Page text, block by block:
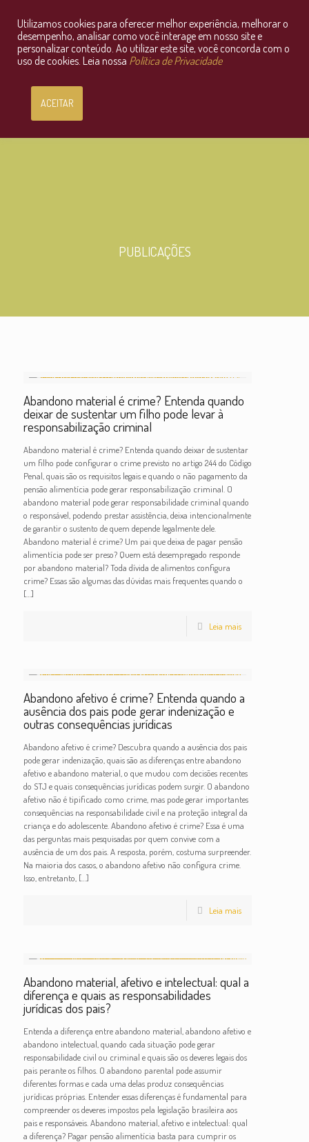
Consultoria Jurídica OnLine
PUBLICAÇÕES
Abandono material é crime? Entenda quando
deixar de sustentar um filho pode levar à
responsabilização criminal
Abandono material é crime? Entenda quando deixar de sustentar
um filho pode configurar o crime previsto no artigo 244 do Código
Penal, quais são os requisitos legais e quando o não pagamento da
pensão alimentícia pode gerar responsabilização criminal. O
abandono material pode gerar responsabilidade criminal quando
o responsável, podendo prestar assistência, deixa intencionalmente
de garantir o sustento de quem depende legalmente dele.
Abandono material é crime? Um pai que deixa de pagar pensão
alimentícia pode ser preso? Quem está desempregado responde
por abandono material? Toda dívida de alimentos configura
crime? Essas são algumas das dúvidas mais frequentes quando o
[…]
Leia mais
Abandono afetivo é crime? Entenda quando a
ausência dos pais pode gerar indenização e
outras consequências jurídicas
Abandono afetivo é crime? Descubra quando a ausência dos pais
pode gerar indenização, quais são as diferenças entre abandono
afetivo e abandono material, o que mudou com decisões recentes
do STJ e quais consequências jurídicas podem surgir. O abandono
afetivo não é tipificado como crime, mas pode gerar importantes
consequências na responsabilidade civil e na proteção integral da
criança e do adolescente. Abandono afetivo é crime? Essa é uma
das perguntas mais pesquisadas por quem convive com a
ausência de um dos pais. A resposta, porém, costuma surpreender.
Na maioria dos casos, o abandono afetivo não configura crime.
Isso, entretanto, […]
Leia mais
Abandono material, afetivo e intelectual: qual a
diferença e quais as responsabilidades
jurídicas dos pais?
Entenda a diferença entre abandono material, abandono afetivo e
abandono intelectual, quando cada situação pode gerar
responsabilidade civil ou criminal e quais são os deveres legais dos
pais perante os filhos. O abandono parental pode assumir
diferentes formas e cada uma delas produz consequências
jurídicas próprias. Entender essas diferenças é fundamental para
compreender os deveres impostos pela legislação brasileira aos
pais e responsáveis. Abandono material, afetivo e intelectual: qual
a diferença? Pagar pensão alimentícia basta para cumprir os
Utilizamos cookies para oferecer melhor experiência, melhorar o
desempenho, analisar como você interage em nosso site e
personalizar conteúdo. Ao utilizar este site, você concorda com o
uso de cookies. Leia nossa Política de Privacidade
ACEITAR